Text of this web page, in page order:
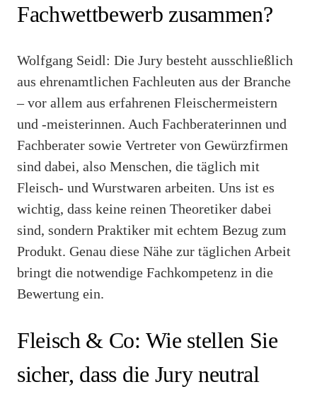
Fachwettbewerb zusammen?
Wolfgang Seidl: Die Jury besteht ausschließlich
aus ehrenamtlichen Fachleuten aus der Branche
– vor allem aus erfahrenen Fleischermeistern
und -meisterinnen. Auch Fachberaterinnen und
Fachberater sowie Vertreter von Gewürzfirmen
sind dabei, also Menschen, die täglich mit
Fleisch- und Wurstwaren arbeiten. Uns ist es
wichtig, dass keine reinen Theoretiker dabei
sind, sondern Praktiker mit echtem Bezug zum
Produkt. Genau diese Nähe zur täglichen Arbeit
bringt die notwendige Fachkompetenz in die
Bewertung ein.
Fleisch & Co: Wie stellen Sie
sicher, dass die Jury neutral